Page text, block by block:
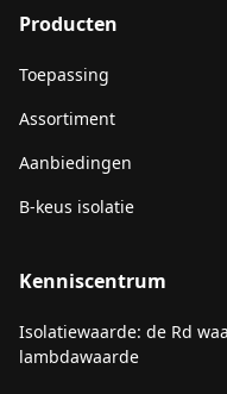
Producten
Toepassing
Assortiment
Aanbiedingen
B-keus isolatie
Kenniscentrum
Isolatiewaarde: de Rd
lambdawaarde